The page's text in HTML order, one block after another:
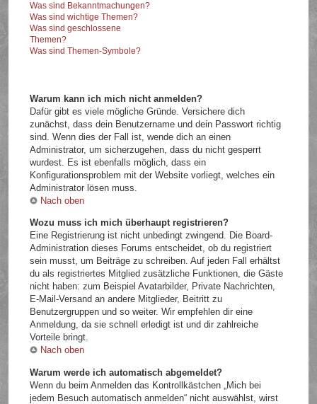
Was sind Bekanntmachungen?
Was sind wichtige Themen?
Was sind geschlossene
Themen?
Was sind Themen-Symbole?
Warum kann ich mich nicht anmelden?
Dafür gibt es viele mögliche Gründe. Versichere dich
zunächst, dass dein Benutzername und dein Passwort richtig
sind. Wenn dies der Fall ist, wende dich an einen
Administrator, um sicherzugehen, dass du nicht gesperrt
wurdest. Es ist ebenfalls möglich, dass ein
Konfigurationsproblem mit der Website vorliegt, welches ein
Administrator lösen muss.
Nach oben
Wozu muss ich mich überhaupt registrieren?
Eine Registrierung ist nicht unbedingt zwingend. Die Board-
Administration dieses Forums entscheidet, ob du registriert
sein musst, um Beiträge zu schreiben. Auf jeden Fall erhältst
du als registriertes Mitglied zusätzliche Funktionen, die Gäste
nicht haben: zum Beispiel Avatarbilder, Private Nachrichten,
E-Mail-Versand an andere Mitglieder, Beitritt zu
Benutzergruppen und so weiter. Wir empfehlen dir eine
Anmeldung, da sie schnell erledigt ist und dir zahlreiche
Vorteile bringt.
Nach oben
Warum werde ich automatisch abgemeldet?
Wenn du beim Anmelden das Kontrollkästchen „Mich bei
jedem Besuch automatisch anmelden“ nicht auswählst, wirst